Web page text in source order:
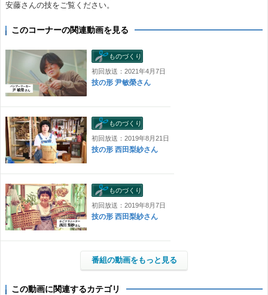
安藤さんの技をご覧ください。
このコーナーの関連動画を見る
ものづくり
初回放送：2021年4月7日
技の形 尹敏榮さん
ものづくり
初回放送：2019年8月21日
技の形 西田梨紗さん
ものづくり
初回放送：2019年8月7日
技の形 西田梨紗さん
番組の動画をもっと見る
この動画に関連するカテゴリ